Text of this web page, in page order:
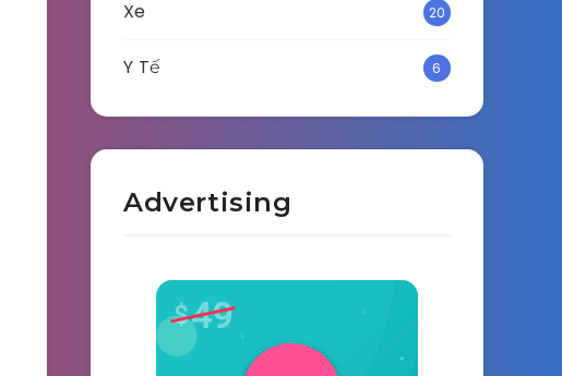
Xe 20
Y Tế 6
Advertising